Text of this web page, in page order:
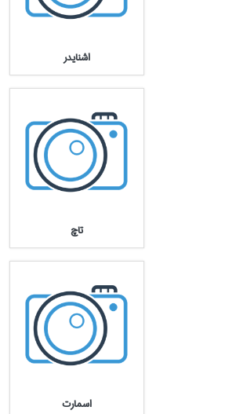
اشنايدر
تاچ
اسمارت